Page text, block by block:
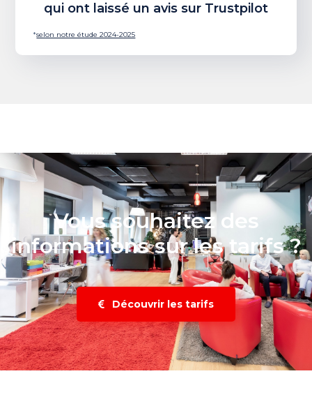
qui ont laissé un avis sur Trustpilot
*selon notre étude 2024-2025
Vous souhaitez des
informations sur les tarifs ?
Découvrir les tarifs